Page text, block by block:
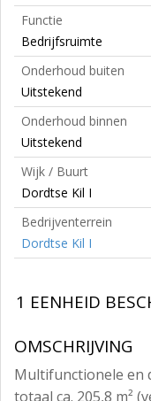
Functie
Bedrijfsruimte
Onderhoud buiten
Uitstekend
Onderhoud binnen
Uitstekend
Wijk / Buurt
Dordtse Kil I
Bedrijventerrein
Dordtse Kil I
1 EENHEID
OMSCHRIJVING
Multifunctionele en
totaal ca. 205,8 m²